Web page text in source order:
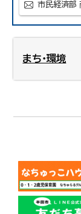
市民経済部
まち・環境